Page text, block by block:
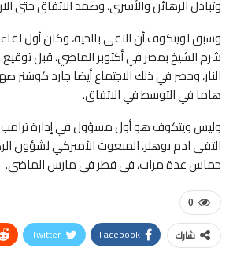
وتبادل الرهائن والأسرى، وصمد الاتفاق حتى
وسبق لويتكوف أن التقى بالحية، وكان أول
شرم الشيخ بمصر في أكتوبر الماضي، قبل
النار، وحضر في ذلك الاجتماع أيضا جارد كوشنر
هاما في التوسط في الاتفاق.
وليس ويتكوف هو أول مسؤول في إدارة
التقى آدم بوهلر، المبعوث الأميركي لشؤون
حماس عدة مرات، في قطر في مارس الماضي.
0
شارك Facebook
Twitter